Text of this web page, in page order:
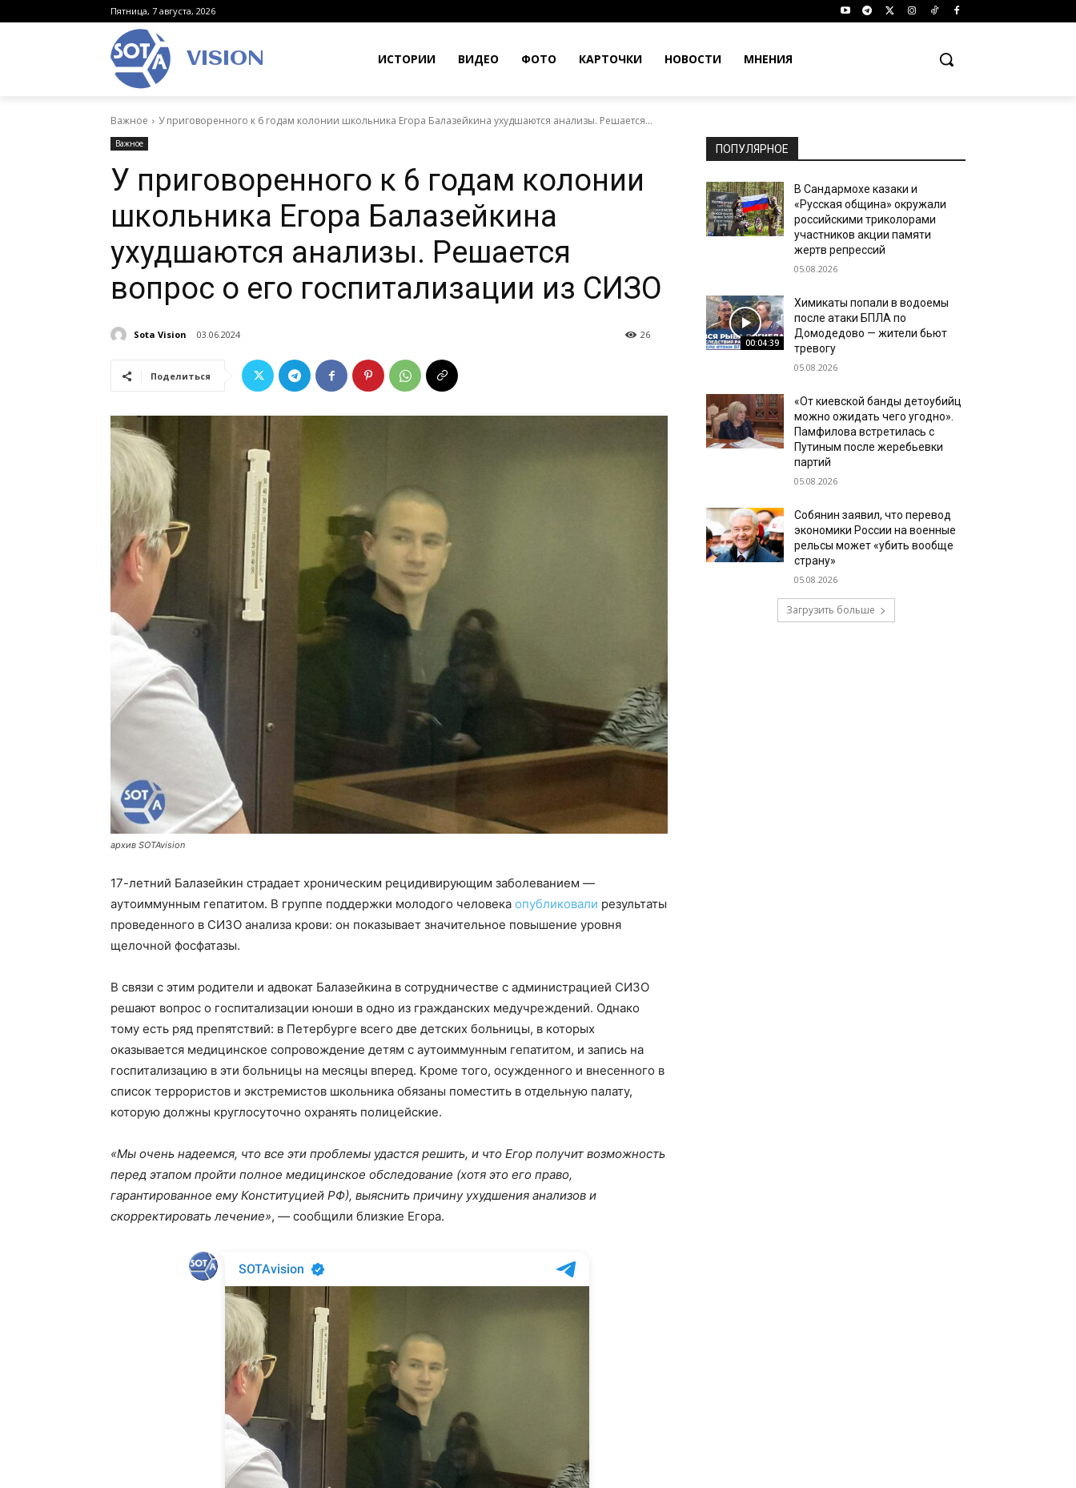
Пятница, 7 августа, 2026
VISION ИСТОРИИ ВИДЕО ФОТО КАРТОЧКИ НОВОСТИ МНЕНИЯ
Важное У приговоренного к 6 годам колонии школьника Егора Балазейкина ухудшаются анализы. Решается...
Важное
У приговоренного к 6 годам колонии
школьника Егора Балазейкина
ухудшаются анализы. Решается
вопрос о его госпитализации из СИЗО
Sota Vision 03.06.2024 26
Поделиться
архив SOTAvision
17-летний Балазейкин страдает хроническим рецидивирующим заболеванием —
аутоиммунным гепатитом. В группе поддержки молодого человека опубликовали результаты
проведенного в СИЗО анализа крови: он показывает значительное повышение уровня
щелочной фосфатазы.
В связи с этим родители и адвокат Балазейкина в сотрудничестве с администрацией СИЗО
решают вопрос о госпитализации юноши в одно из гражданских медучреждений. Однако
тому есть ряд препятствий: в Петербурге всего две детских больницы, в которых
оказывается медицинское сопровождение детям с аутоиммунным гепатитом, и запись на
госпитализацию в эти больницы на месяцы вперед. Кроме того, осужденного и внесенного в
список террористов и экстремистов школьника обязаны поместить в отдельную палату,
которую должны круглосуточно охранять полицейские.
«Мы очень надеемся, что все эти проблемы удастся решить, и что Егор получит возможность
перед этапом пройти полное медицинское обследование (хотя это его право,
гарантированное ему Конституцией РФ), выяснить причину ухудшения анализов и
скорректировать лечение», — сообщили близкие Егора.
ПОПУЛЯРНОЕ
В Сандармохе казаки и
«Русская община» окружали
российскими триколорами
участников акции памяти
жертв репрессий
05.08.2026
00:04:39
Химикаты попали в водоемы
после атаки БПЛА по
Домодедово — жители бьют
тревогу
05.08.2026
«От киевской банды детоубийц
можно ожидать чего угодно».
Памфилова встретилась с
Путиным после жеребьевки
партий
05.08.2026
Собянин заявил, что перевод
экономики России на военные
рельсы может «убить вообще
страну»
05.08.2026
Загрузить больше